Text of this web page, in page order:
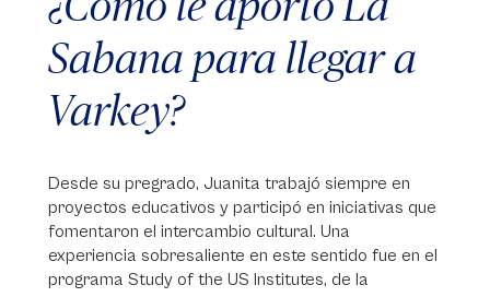
Sabana para llegar a
Varkey?
Desde su pregrado, Juanita trabajó siempre en
proyectos educativos y participó en iniciativas que
fomentaron el intercambio cultural. Una
experiencia sobresaliente en este sentido fue en el
programa Study of the US Institutes, de la